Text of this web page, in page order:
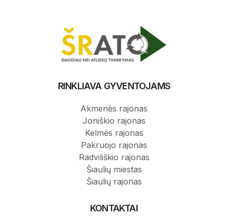
RINKLIAVA GYVENTOJAMS
Akmenės rajonas
Joniškio rajonas
Kelmės rajonas
Pakruojo rajonas
Radviliškio rajonas
Šiaulių miestas
Šiaulių rajonas
KONTAKTAI